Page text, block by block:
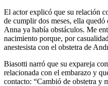
El actor explicó que su relación
de cumplir dos meses, ella quedó
Anna ya había obstáculos. Me
nacimiento porque, por
anestesista con el obstetra de
Biasotti narró que su expareja
relacionada con el embarazo y
contacto: “Cambió de obstetra y